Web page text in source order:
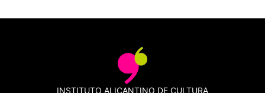
INSTITUTO ALICANTINO DE CULTURA